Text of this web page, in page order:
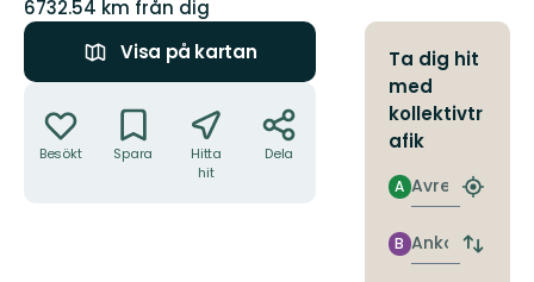
6732.54 km från dig
Visa på kartan
Besökt Spara
Hitta
hit
Dela
Ta dig hit
med
kollektivtr
afik
Avresa
A
Hitta
Ankomst
B
Byt